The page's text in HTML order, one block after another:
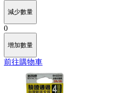
減少數量
0
增加數量
前往購物車